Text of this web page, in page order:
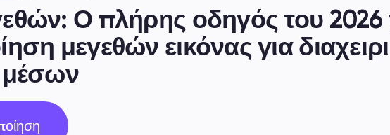
Ο πλήρης οδηγός του 2026
μεγεθών εικόνας για
μέσων